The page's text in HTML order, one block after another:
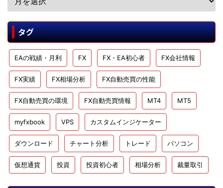
タグ
EAの戦績・月利 FX FX・EA初心者 FX会社情報
FX実績 FX相場分析 FX自動売買の性能
FX自動売買の環境 FX自動売買情報 MT4 MT5
myfxbook VPS カスタムインジケーター
ダウンロード チャート分析 トレード パソコン
仮想通貨 投資 投資初心者 相場分析 裁量取引